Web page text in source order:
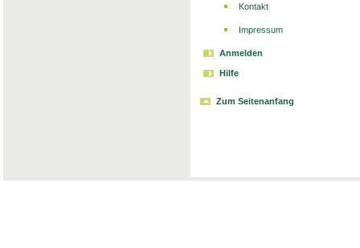
Kontakt
Impressum
Anmelden
Hilfe
Zum Seitenanfang